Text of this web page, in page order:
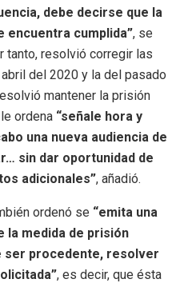
debe decirse que la
encuentra cumplida”, se
tanto, resolvió corregir las
del 2020 y la del pasado
mantener la prisión
ordena “señale hora y
una nueva audiencia de
sin dar oportunidad de
adicionales”, añadió.
ordenó se “emita una
la medida de prisión
ser procedente, resolver
, es decir, que ésta